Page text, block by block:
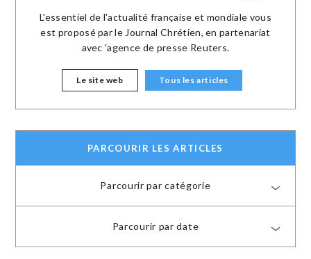
L'essentiel de l'actualité française et mondiale vous
est proposé par le Journal Chrétien, en partenariat
avec 'agence de presse Reuters.
Le site web Tous les articles
PARCOURIR LES ARTICLES
Parcourir par catégorie
Parcourir par date